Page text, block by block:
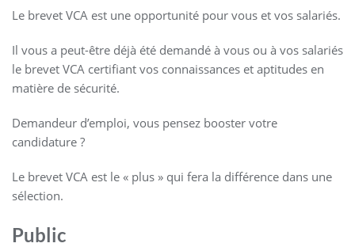
Le brevet VCA est une opportunité pour vous et vos salariés.
Il vous a peut-être déjà été demandé à vous ou à vos salariés
le brevet VCA certifiant vos connaissances et aptitudes en
matière de sécurité.
Demandeur d’emploi, vous pensez booster votre
candidature ?
Le brevet VCA est le « plus » qui fera la différence dans une
sélection.
Public